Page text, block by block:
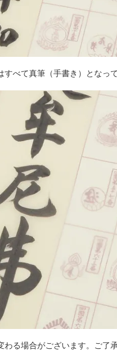
すべて真筆（手書き）となっ
る場合がございます。ご了